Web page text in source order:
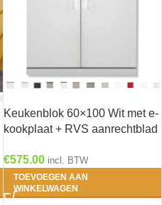
Keukenblok 60×100 Wit met e-
kookplaat + RVS aanrechtblad
€575.00 incl. BTW
TOEVOEGEN AAN
WINKELWAGEN